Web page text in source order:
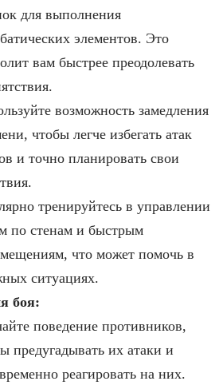
для выполнения
элементов. Это
вам быстрее преодолевать
возможность замедления
чтобы легче избегать атак
и точно планировать свои
тренируйтесь в управлении
по стенам и быстрым
что может помочь в
ситуациях.
боя:
поведение противников,
предугадывать их атаки и
реагировать на них.